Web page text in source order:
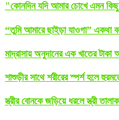
"কোনদিন যদি আমার চোখে এমন কিছু
“তুমি আমারে ছাইড়া যাওগা” একথা
মাদ্রাসায় অনুদানের এক খাতের টাকা
শাশুড়ীর সাথে শরীরের স্পর্শ হলে
স্ত্রীর বোনকে জড়িয়ে ধরলে স্ত্রী